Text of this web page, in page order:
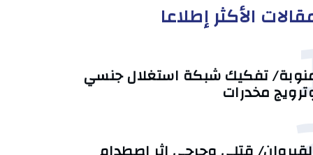
الأكثر إطلاعا
تفكيك شبكة استغلال جنسي
مخدرات